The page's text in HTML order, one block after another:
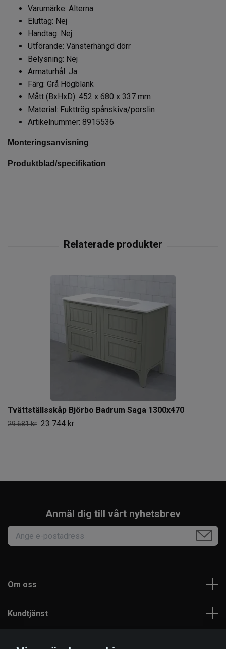
Varumärke: Alterna
Eluttag: Nej
Handtag: Nej
Utförande: Vänsterhängd dörr
Belysning: Nej
Armaturhål: Ja
Färg: Grå Högblank
Mått (BxHxD): 452 x 680 x 337 mm
Material: Fukttrög spånskiva/porslin
Artikelnummer: 8915536
Monteringsanvisning
Produktblad/specifikation
Tvättställsskåp Björbo Badrum Saga 1300x470
29 681 kr 23 744 kr
Anmäl dig till vårt nyhetsbrev
Om oss
Kundtjänst